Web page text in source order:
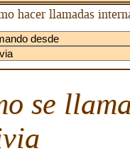
hacer llamadas
se